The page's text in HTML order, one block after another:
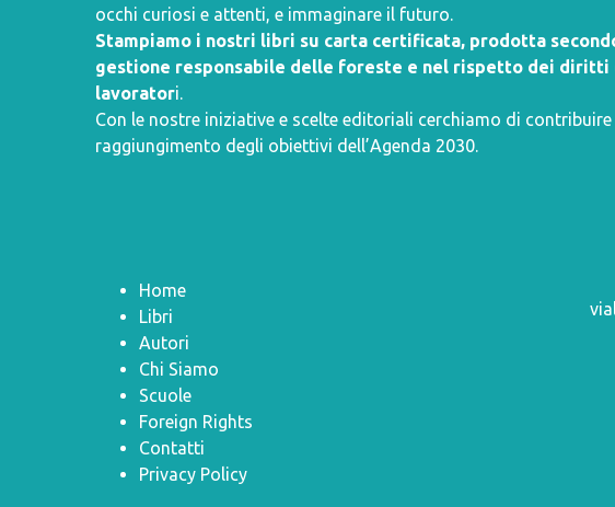
occhi curiosi e attenti, e immaginare il futuro.
Stampiamo i nostri libri su carta certificata, prodotta
gestione responsabile delle foreste e nel rispetto dei diritti
lavoratori.
Con le nostre iniziative e scelte editoriali cerchiamo di contribuire
raggiungimento degli obiettivi dell’Agenda 2030.
Home
Libri
Autori
Chi Siamo
Scuole
Foreign Rights
Contatti
Privacy Policy